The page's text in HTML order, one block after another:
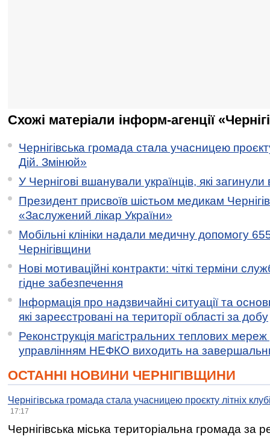
Схожі матеріали інформ-агенції
Чернігівська громада стала учасницею
Дій. Змінюй»
У Чернігові вшанували українців, які загинули
Президент присвоїв шістьом медикам
«Заслужений лікар України»
Мобільні клініки надали медичну допомогу
Чернігівщини
Нові мотиваційні контракти: чіткі терміни
гідне забезпечення
Інформація про надзвичайні ситуації та
які зареєстровані на території області за добу
Реконструкція магістральних теплових мереж
управлінням НЕФКО виходить на
ОСТАННІ НОВИНИ ЧЕРНІГІВЩИНИ
Чернігівська громада стала учасницею проєкту літніх
17:17
Чернігівська міська територіальна громада за